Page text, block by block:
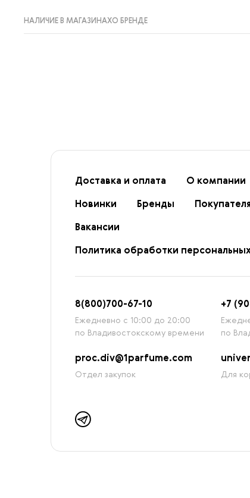
НАЛИЧИЕ В МАГАЗИНАХО БРЕНДЕ
Доставка и оплата О компании
Новинки Бренды
Вакансии
Политика обработки
8(800)700-67-10
Ежедневно с 10:00 до 20:00
по Владивостокскому времени
+7
по
proc.div@1parfume.com
Отдел закупок Для